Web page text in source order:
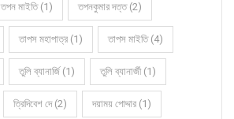
তপন মাইতি (1) তপনকুমার দত্ত (2)
তাপস মহাপাত্র (1) তাপস মাইতি (4)
তুলি ব্যানার্জি (1) তুলি ব্যানার্জী (1)
ত্রিদিবেশ দে (2) দয়াময় পোদ্দার (1)